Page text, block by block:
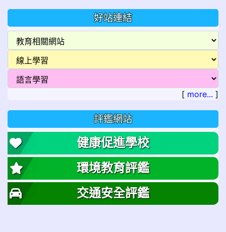
好站連結
[ more... ]
評鑑網站
健康促進學校
環境教育評鑑
交通安全評鑑